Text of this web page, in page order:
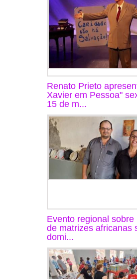
Renato Prieto
Xavier em Pessoa"
15 de m...
Evento regional sobre
de matrizes africanas
domi...